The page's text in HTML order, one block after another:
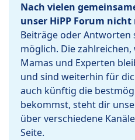
Nach vielen
unser HiPP Forum
Beiträge oder Antworten
möglich. Die
Mamas und Experten
und sind weiterhin für
auch künftig die
bekommst, steht dir
über verschiedene
Seite.